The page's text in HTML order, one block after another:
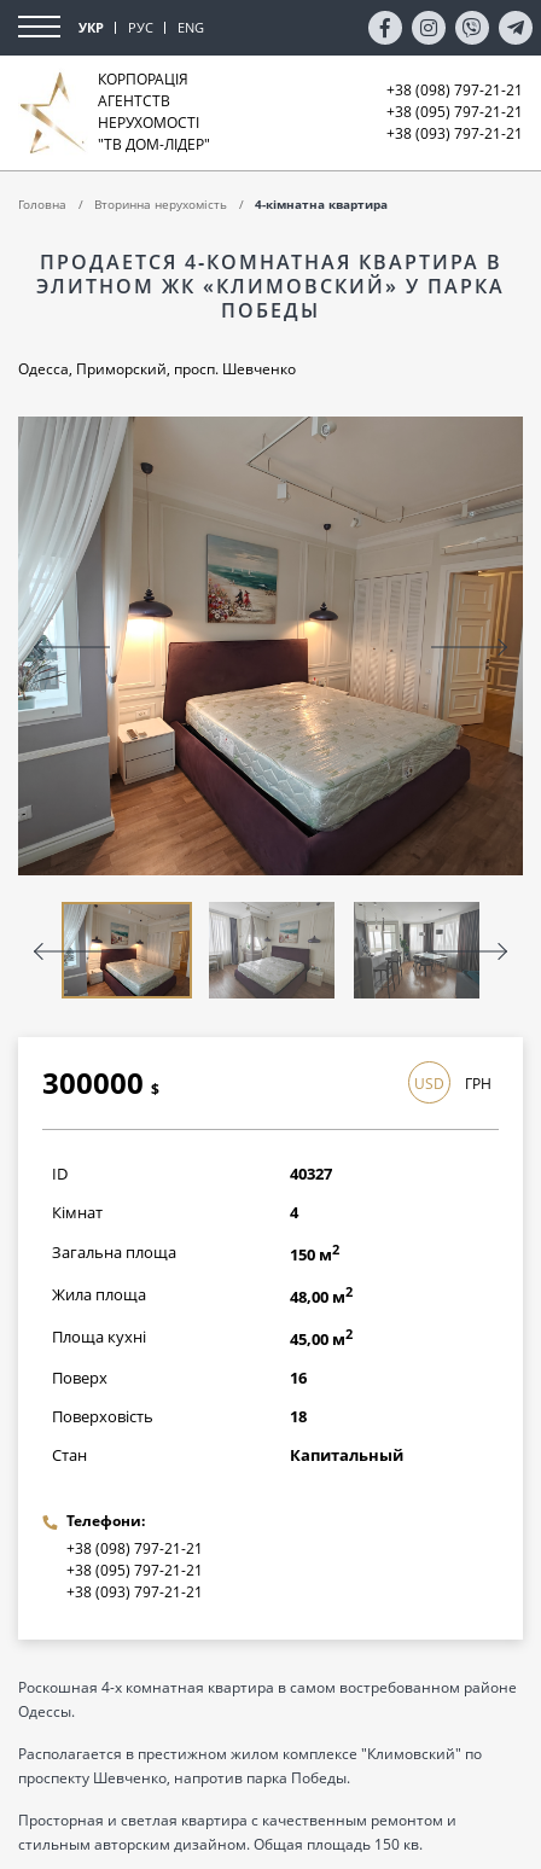
УКР РУС ENG
КОРПОРАЦІЯ
АГЕНТСТВ
НЕРУХОМОСТІ
"ТВ ДОМ-ЛІДЕР"
+38 (098) 797-21-21
+38 (095) 797-21-21
+38 (093) 797-21-21
Головна Вторинна нерухомість 4-кімнатна квартира
ПРОДАЕТСЯ 4‑КОМНАТНАЯ КВАРТИРА В
ЭЛИТНОМ ЖК «КЛИМОВСКИЙ» У ПАРКА
ПОБЕДЫ
Одесса, Приморский, просп. Шевченко
300000 $
8700000грн
USD ГРН
ID
40327
Кімнат
4
Загальна площа
150 м2
Жила площа 48,00 м2
Площа кухні 45,00 м2
Поверх
16
Поверховість
18
Стан
Капитальный
Телефони:
+38 (098) 797-21-21
+38 (095) 797-21-21
+38 (093) 797-21-21
Роскошная 4-х комнатная квартира в самом востребованном районе
Одессы.
Располагается в престижном жилом комплексе "Климовский" по
проспекту Шевченко, напротив парка Победы.
Просторная и светлая квартира с качественным ремонтом и
стильным авторским дизайном. Общая площадь 150 кв.